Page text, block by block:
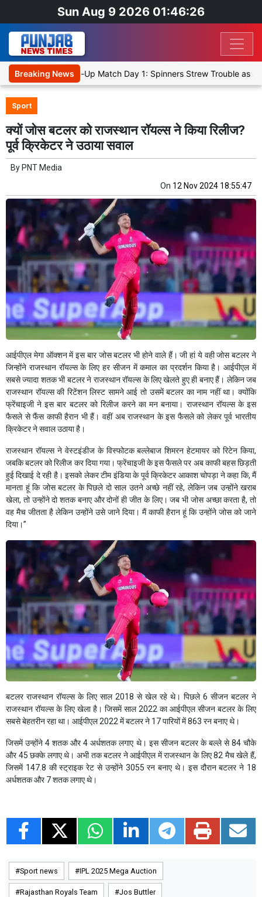
Sun Aug 9 2026 01:46:26
Breaking News
XI, Warm-Up Match Day 1: Spinners Strew Trouble as SLC
Sport
क्यों जोस बटलर को राजस्थान रॉयल्स ने किया रिलीज?
पूर्व क्रिकेटर ने उठाया सवाल
By PNT Media
On 12 Nov 2024 18:55:47
आईपीएल मेगा ऑक्शन में इस बार जोस बटलर भी होने वाले हैं। जी हां ये वही जोस बटलर ने
जिन्होंने राजस्थान रॉयल्स के लिए हर सीजन में कमाल का प्रदर्शन किया है। आईपीएल में
सबसे ज्यादा शतक भी बटलर ने राजस्थान रॉयल्स के लिए खेलते हुए ही बनाए हैं। लेकिन जब
राजस्थान रॉयल्स की रिटेंशन लिस्ट सामने आई तो उसमें बटलर का नाम नहीं था। क्योंकि
फ्रेंचाइजी ने इस बार बटलर को रिलीज करने का मन बनाया। राजस्थान रॉयल्स के इस
फैसले से फैंस काफी हैरान भी हैं। वहीं अब राजस्थान के इस फैसले को लेकर पूर्व भारतीय
क्रिकेटर ने सवाल उठाया है।
राजस्थान रॉयल्स ने वेस्टइंडीज के विस्फोटक बल्लेबाज शिमरन हेटमायर को रिटेन किया,
जबकि बटलर को रिलीज कर दिया गया। फ्रेंचाइजी के इस फैसले पर अब काफी बहस छिड़ती
हुई दिखाई दे रही है। इसको लेकर टीम इंडिया के पूर्व क्रिकेटर आकाश चोपड़ा ने कहा कि, मैं
मानता हूं कि जोस बटलर के पिछले दो साल उतने अच्छे नहीं रहे, लेकिन जब उन्होंने खराब
खेला, तो उन्होंने दो शतक बनाए और दोनों ही जीत के लिए। जब​ भी जोस अच्छा करता है, तो
वह मैच जीतता है लेकिन उन्होंने उसे जाने दिया। मैं काफी हैरान हूं कि उन्होंने जोस को जाने
दिया।”
बटलर राजस्थान रॉयल्स के लिए साल 2018 से खेल रहे थे। पिछले 6 सीजन बटलर ने
राजस्थान रॉयल्स के लिए खेला है। जिसमें साल 2022 का आईपीएल सीजन बटलर के लिए
सबसे बेहतरीन रहा था। आईपीएल 2022 में बटलर ने 17 पारियों में 863 रन बनाए थे।
जिसमें उन्होंने 4 शतक और 4 अर्धशतक लगाए थे। इस सीजन बटलर के बल्ले से 84 चौके
और 45 छक्के लगाए थे। अभी तक बटलर ने आईपीएल में राजस्थान के लिए 82 मैच खेले हैं,
जिसमें 147.8 की स्ट्राइक रेट से उन्होंने 3055 रन बनाए थे। इस दौरान बटलर ने 18
अर्धशतक और 7 शतक लगाए थे।
Sport news IPL 2025 Mega Auction
Rajasthan Royals Team Jos Buttler